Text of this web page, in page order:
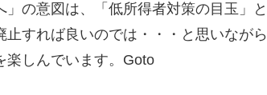
」の意図は、「低所得者対策の目玉」
止すれば良いのでは・・・と思いなが
楽しんでいます。Goto